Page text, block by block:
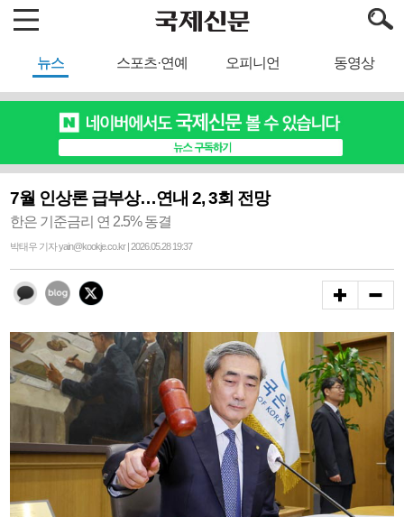
뉴스 스포츠·연예 오피니언 동영상
7월 인상론 급부상…연내 2, 3회 전망
한은 기준금리 연 2.5% 동결
박태우 기자 yain@kookje.co.kr | 2026.05.28 19:37